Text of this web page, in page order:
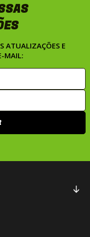
ATUALIZAÇÕES E
MAIL: